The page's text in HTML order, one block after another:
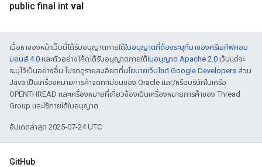
public final int val
เนื้อหาของหน้าเว็บนี้ได้รับอนุญาตภายใต้ใบอนุญาตที่ต้องระบุที่มาของครีเอทีฟคอม
มอนส์ 4.0 และตัวอย่างโค้ดได้รับอนุญาตภายใต้ใบอนุญาต Apache 2.0 เว้นแต่จะ
ระบุไว้เป็นอย่างอื่น โปรดดูรายละเอียดที่นโยบายเว็บไซต์ Google Developers ส่วน
Java เป็นเครื่องหมายการค้าจดทะเบียนของ Oracle และ/หรือบริษัทในเครือ
OPENTHREAD และเครื่องหมายที่เกี่ยวข้องเป็นเครื่องหมายการค้าของ Thread
Group และใช้ภายใต้ใบอนุญาต
อัปเดตล่าสุด 2025-07-24 UTC
GitHub